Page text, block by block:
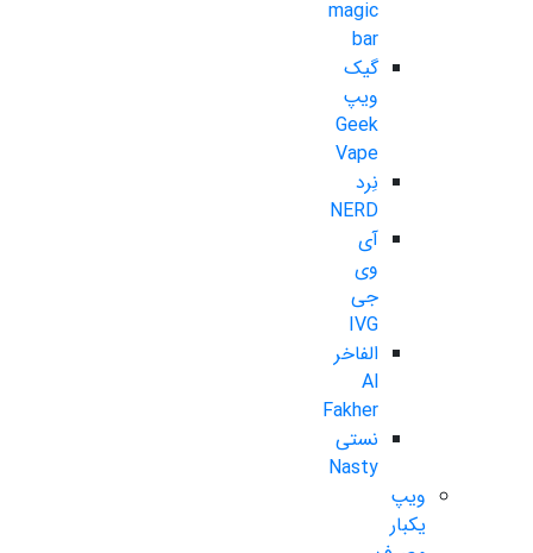
magic
bar
گیک
ویپ
Geek
Vape
نِرد
NERD
آی
وی
جی
IVG
الفاخر
Al
Fakher
نستی
Nasty
ویپ
یکبار